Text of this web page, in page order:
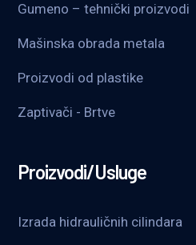
Gumeno – tehnički proizvodi
Mašinska obrada metala
Proizvodi od plastike
Zaptivači - Brtve
Proizvodi/Usluge
Izrada hidrauličnih cilindara